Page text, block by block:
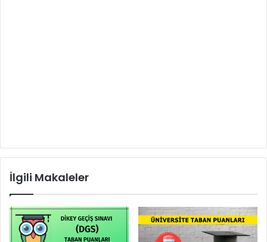
İlgili Makaleler